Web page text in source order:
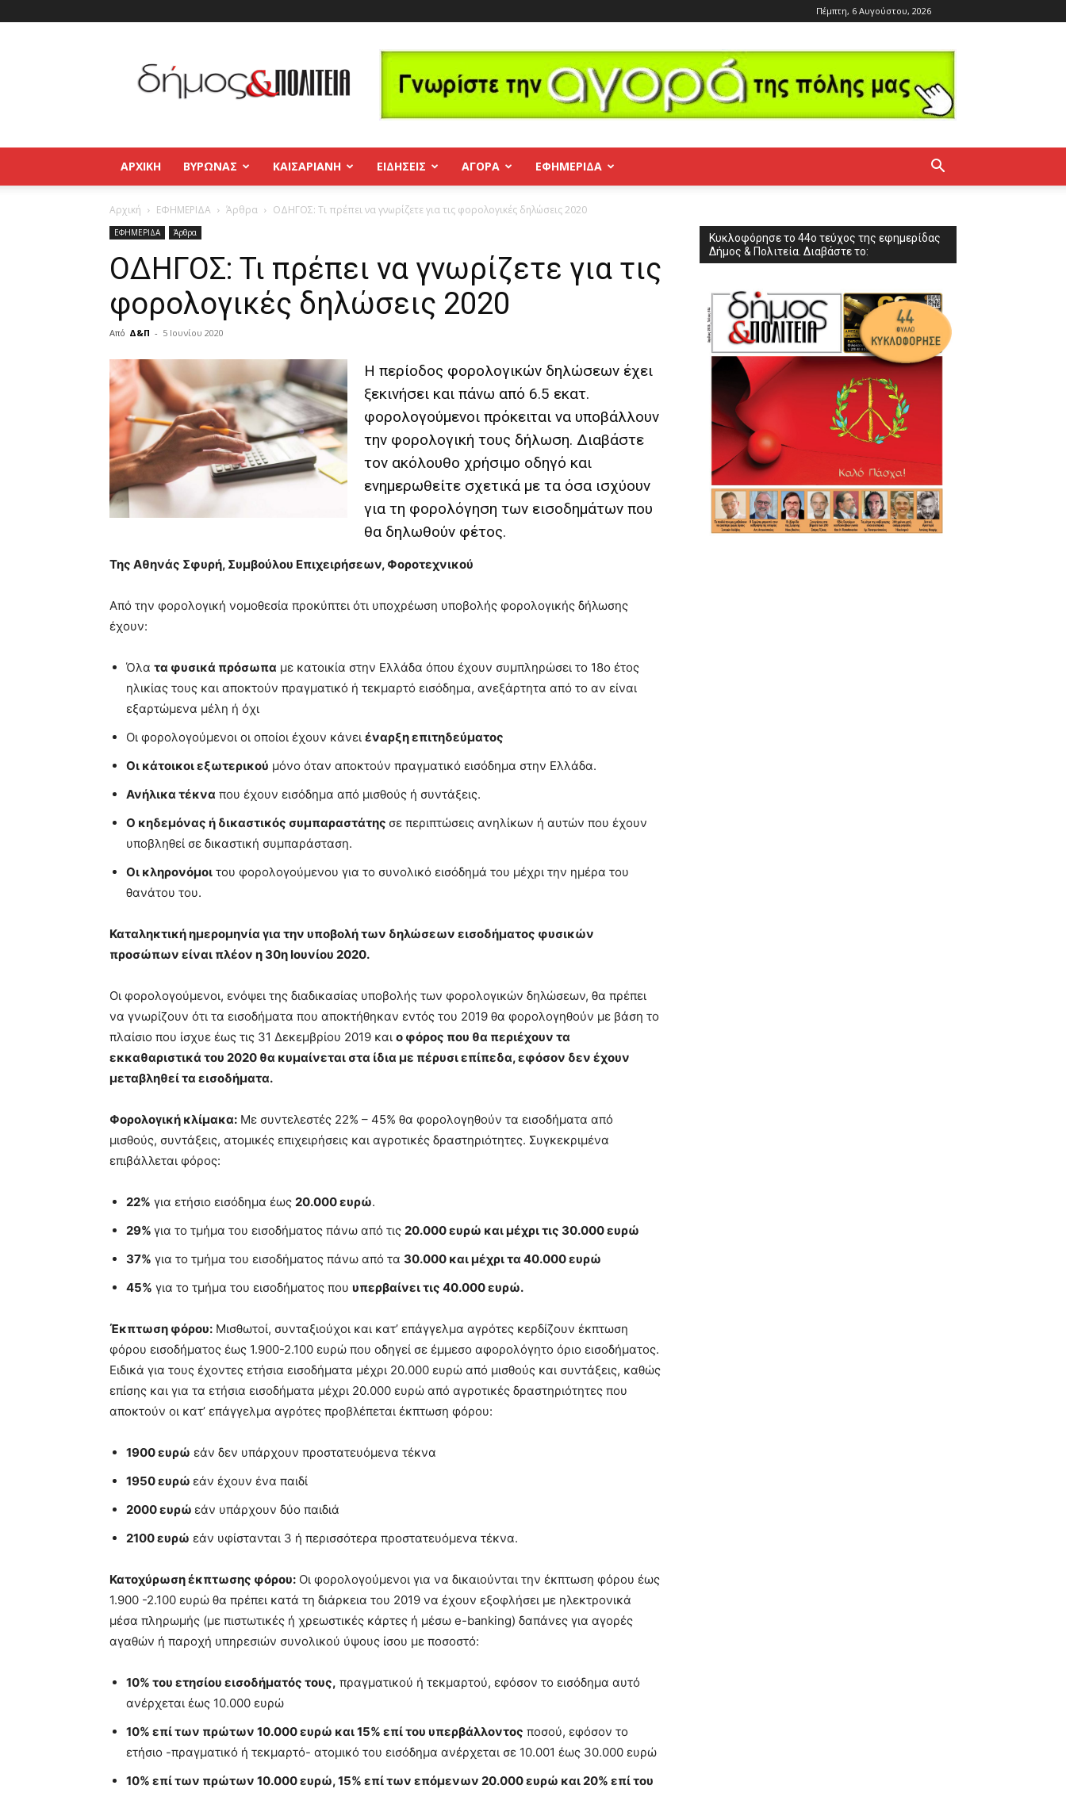
Πέμπτη, 6 Αυγούστου, 2026
και
Πολιτεία
Βύρωνας
–
Παγκράτι
ΑΡΧΙΚΉ ΒΥΡΩΝΑΣ ΚΑΙΣΑΡΙΑΝΗ ΕΙΔΗΣΕΙΣ ΑΓΟΡΑ ΕΦΗΜΕΡΊΔΑ
Αρχική ΕΦΗΜΕΡΙΔΑ Άρθρα ΟΔΗΓΟΣ: Τι πρέπει να γνωρίζετε για τις φορολογικές δηλώσεις 2020
ΕΦΗΜΕΡΙΔΑ Άρθρα
ΟΔΗΓΟΣ: Τι πρέπει να γνωρίζετε για τις
φορολογικές δηλώσεις 2020
Από Δ&Π - 5 Ιουνίου 2020
blonde
lesbians
very
hot
cam
show.
desi
xxx
brandi
lyons
teaches
meaning
pornhun
hd
Η περίοδος φορολογικών δηλώσεων έχει
ξεκινήσει και πάνω από 6.5 εκατ.
φορολογούμενοι πρόκειται να υποβάλλουν
την φορολογική τους δήλωση. Διαβάστε
τον ακόλουθο χρήσιμο οδηγό και
ενημερωθείτε σχετικά με τα όσα ισχύουν
για τη φορολόγηση των εισοδημάτων που
θα δηλωθούν φέτος.
Της Αθηνάς Σφυρή, Συµβούλου Επιχειρήσεων, Φοροτεχνικού
Από την φορολογική νομοθεσία προκύπτει ότι υποχρέωση υποβολής φορολογικής δήλωσης
έχουν:
Όλα τα φυσικά πρόσωπα με κατοικία στην Ελλάδα όπου έχουν συμπληρώσει το 18ο έτος
ηλικίας τους και αποκτούν πραγματικό ή τεκμαρτό εισόδημα, ανεξάρτητα από το αν είναι
εξαρτώμενα μέλη ή όχι
Οι φορολογούμενοι οι οποίοι έχουν κάνει έναρξη επιτηδεύματος
Οι κάτοικοι εξωτερικού μόνο όταν αποκτούν πραγματικό εισόδημα στην Ελλάδα.
Ανήλικα τέκνα που έχουν εισόδημα από μισθούς ή συντάξεις.
Ο κηδεμόνας ή δικαστικός συμπαραστάτης σε περιπτώσεις ανηλίκων ή αυτών που έχουν
υποβληθεί σε δικαστική συμπαράσταση.
Οι κληρονόμοι του φορολογούμενου για το συνολικό εισόδημά του μέχρι την ημέρα του
θανάτου του.
Καταληκτική ημερομηνία για την υποβολή των δηλώσεων εισοδήματος φυσικών
προσώπων είναι πλέον η 30η Ιουνίου 2020.
Οι φορολογούμενοι, ενόψει της διαδικασίας υποβολής των φορολογικών δηλώσεων, θα πρέπει
να γνωρίζουν ότι τα εισοδήματα που αποκτήθηκαν εντός του 2019 θα φορολογηθούν με βάση το
πλαίσιο που ίσχυε έως τις 31 Δεκεμβρίου 2019 και ο φόρος που θα περιέχουν τα
εκκαθαριστικά του 2020 θα κυμαίνεται στα ίδια με πέρυσι επίπεδα, εφόσον δεν έχουν
μεταβληθεί τα εισοδήματα.
Φορολογική κλίμακα: Με συντελεστές 22% – 45% θα φορολογηθούν τα εισοδήματα από
μισθούς, συντάξεις, ατομικές επιχειρήσεις και αγροτικές δραστηριότητες. Συγκεκριμένα
επιβάλλεται φόρος:
22% για ετήσιο εισόδημα έως 20.000 ευρώ.
29% για το τμήμα του εισοδήματος πάνω από τις 20.000 ευρώ και μέχρι τις 30.000 ευρώ
37% για το τμήμα του εισοδήματος πάνω από τα 30.000 και μέχρι τα 40.000 ευρώ
45% για το τμήμα του εισοδήματος που υπερβαίνει τις 40.000 ευρώ.
Έκπτωση φόρου: Μισθωτοί, συνταξιούχοι και κατ’ επάγγελμα αγρότες κερδίζουν έκπτωση
φόρου εισοδήματος έως 1.900-2.100 ευρώ που οδηγεί σε έμμεσο αφορολόγητο όριο εισοδήματος.
Ειδικά για τους έχοντες ετήσια εισοδήματα μέχρι 20.000 ευρώ από μισθούς και συντάξεις, καθώς
επίσης και για τα ετήσια εισοδήματα μέχρι 20.000 ευρώ από αγροτικές δραστηριότητες που
αποκτούν οι κατ’ επάγγελμα αγρότες προβλέπεται έκπτωση φόρου:
1900 ευρώ εάν δεν υπάρχουν προστατευόμενα τέκνα
1950 ευρώ εάν έχουν ένα παιδί
2000 ευρώ εάν υπάρχουν δύο παιδιά
2100 ευρώ εάν υφίστανται 3 ή περισσότερα προστατευόμενα τέκνα.
Κατοχύρωση έκπτωσης φόρου: Οι φορολογούμενοι για να δικαιούνται την έκπτωση φόρου έως
1.900 -2.100 ευρώ θα πρέπει κατά τη διάρκεια του 2019 να έχουν εξοφλήσει με ηλεκτρονικά
μέσα πληρωμής (με πιστωτικές ή χρεωστικές κάρτες ή μέσω e-banking) δαπάνες για αγορές
αγαθών ή παροχή υπηρεσιών συνολικού ύψους ίσου με ποσοστό:
10% του ετησίου εισοδήματός τους, πραγματικού ή τεκμαρτού, εφόσον το εισόδημα αυτό
ανέρχεται έως 10.000 ευρώ
10% επί των πρώτων 10.000 ευρώ και 15% επί του υπερβάλλοντος ποσού, εφόσον το
ετήσιο -πραγματικό ή τεκμαρτό- ατομικό του εισόδημα ανέρχεται σε 10.001 έως 30.000 ευρώ
10% επί των πρώτων 10.000 ευρώ, 15% επί των επόμενων 20.000 ευρώ και 20% επί του
Κυκλοφόρησε το 44ο τεύχος της εφημερίδας
Δήμος & Πολιτεία. Διαβάστε το: